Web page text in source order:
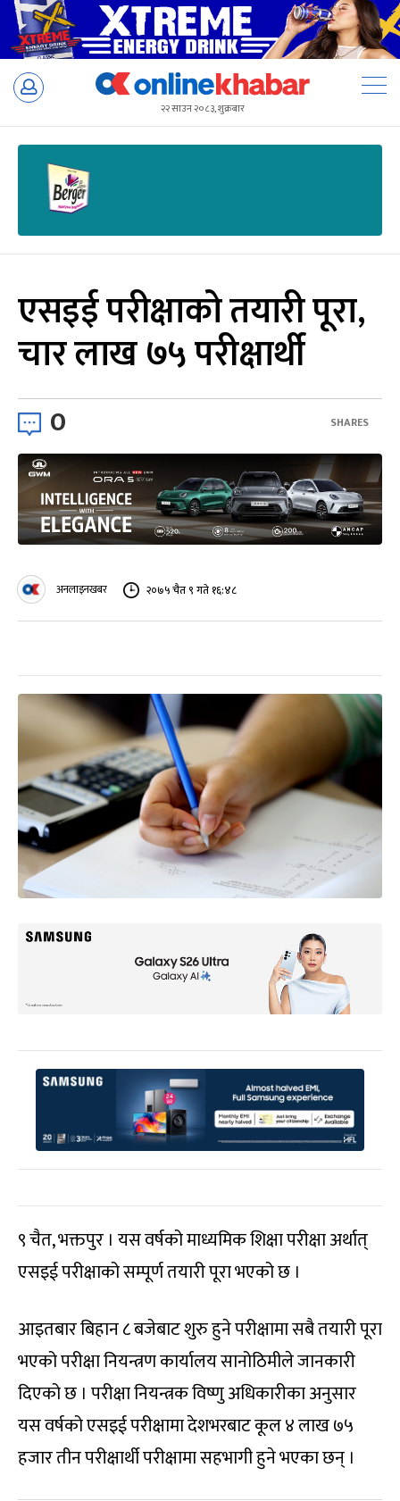
Skip
२२ साउन २०८३, शुक्रबार
एसइई परीक्षाको तयारी पूरा,
चार लाख ७५ परीक्षार्थी
0 SHARES
अनलाइनखबर २०७५ चैत ९ गते १६:४८
९ चैत, भक्तपुर । यस वर्षको माध्यमिक शिक्षा परीक्षा अर्थात्
एसइई परीक्षाको सम्पूर्ण तयारी पूरा भएको छ ।
आइतबार बिहान ८ बजेबाट शुरु हुने परीक्षामा सबै तयारी पूरा
भएको परीक्षा नियन्त्रण कार्यालय सानोठिमीले जानकारी
दिएको छ । परीक्षा नियन्त्रक विष्णु अधिकारीका अनुसार
यस वर्षको एसइई परीक्षामा देशभरबाट कूल ४ लाख ७५
हजार तीन परीक्षार्थी परीक्षामा सहभागी हुने भएका छन् ।